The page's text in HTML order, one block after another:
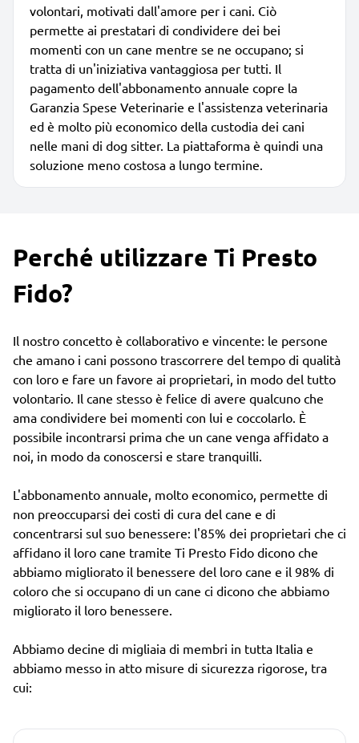
volontari, motivati dall'amore per i cani. Ciò
permette ai prestatari di condividere dei bei
momenti con un cane mentre se ne occupano; si
tratta di un'iniziativa vantaggiosa per tutti. Il
pagamento dell'abbonamento annuale copre la
Garanzia Spese Veterinarie e l'assistenza veterinaria
ed è molto più economico della custodia dei cani
nelle mani di dog sitter. La piattaforma è quindi una
soluzione meno costosa a lungo termine.
Perché utilizzare Ti Presto
Fido?
Il nostro concetto è collaborativo e vincente: le persone
che amano i cani possono trascorrere del tempo di qualità
con loro e fare un favore ai proprietari, in modo del tutto
volontario. Il cane stesso è felice di avere qualcuno che
ama condividere bei momenti con lui e coccolarlo. È
possibile incontrarsi prima che un cane venga affidato a
noi, in modo da conoscersi e stare tranquilli.
L'abbonamento annuale, molto economico, permette di
non preoccuparsi dei costi di cura del cane e di
concentrarsi sul suo benessere: l'85% dei proprietari che ci
affidano il loro cane tramite Ti Presto Fido dicono che
abbiamo migliorato il benessere del loro cane e il 98% di
coloro che si occupano di un cane ci dicono che abbiamo
migliorato il loro benessere.
Abbiamo decine di migliaia di membri in tutta Italia e
abbiamo messo in atto misure di sicurezza rigorose, tra
cui: